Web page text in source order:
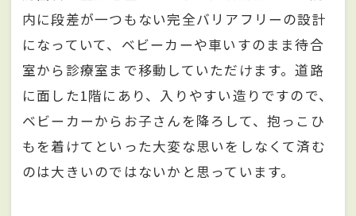
内に段差が一つもない完全バリアフリーの設計
になっていて、ベビーカーや車いすのまま待合
室から診療室まで移動していただけます。道路
に面した1階にあり、入りやすい造りですので、
ベビーカーからお子さんを降ろして、抱っこひ
もを着けてといった大変な思いをしなくて済む
のは大きいのではないかと思っています。